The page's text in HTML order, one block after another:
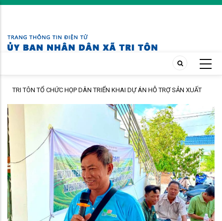
Skip
content
TRI TÔN TỔ CHỨC HỌP DÂN TRIỂN KHAI DỰ ÁN HỖ TRỢ SẢN XUẤT
LÚA CHẤT LƯỢNG CAO THEO HƯỚNG HỮU CƠ VÀ PHÁT THẢI THẤP